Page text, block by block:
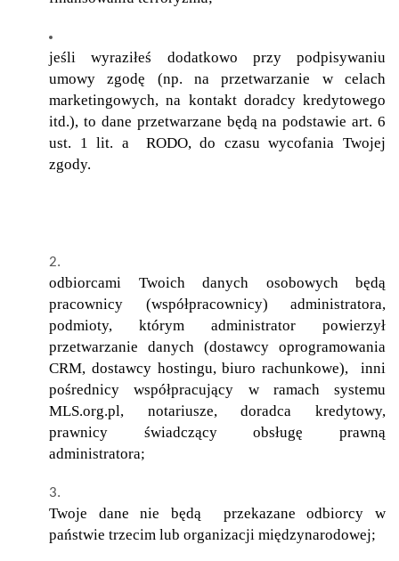
jeśli wyraziłeś dodatkowo przy podpisywaniu
umowy zgodę (np. na przetwarzanie w celach
marketingowych, na kontakt doradcy kredytowego
itd.), to dane przetwarzane będą na podstawie art. 6
ust. 1 lit. a RODO, do czasu wycofania Twojej
zgody.
odbiorcami Twoich danych osobowych będą
pracownicy (współpracownicy) administratora,
podmioty, którym administrator powierzył
przetwarzanie danych (dostawcy oprogramowania
CRM, dostawcy hostingu, biuro rachunkowe), inni
pośrednicy współpracujący w ramach systemu
MLS.org.pl, notariusze, doradca kredytowy,
prawnicy świadczący obsługę prawną
administratora;
Twoje dane nie będą przekazane odbiorcy w
państwie trzecim lub organizacji międzynarodowej;